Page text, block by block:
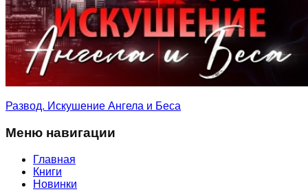
Развод. Искушение Ангела и Беса
Меню навигации
Главная
Книги
Новинки